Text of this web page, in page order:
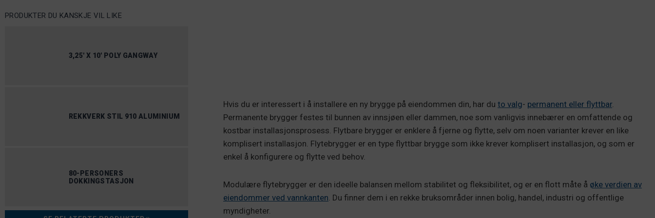
Hvis du er interessert i å installere en ny brygge på eiendommen din, har du to valg- permanent eller flyttbar.
Permanente brygger festes til bunnen av innsjøen eller dammen, noe som vanligvis innebærer en omfattende og
kostbar installasjonsprosess. Flytbare brygger er enklere å fjerne og flytte, selv om noen varianter krever en like
komplisert installasjon. Flytebrygger er en type flyttbar brygge som ikke krever komplisert installasjon, og som er
enkel å konfigurere og flytte ved behov.
Modulære flytebrygger er den ideelle balansen mellom stabilitet og fleksibilitet, og er en flott måte å øke verdien av
eiendommer ved vannkanten. Du finner dem i en rekke bruksområder innen bolig, handel, industri og offentlige
myndigheter.
PRODUKTER DU KANSKJE VIL LIKE
3,25′ X 10′ POLY GANGWAY
REKKVERK STIL 910 ALUMINIUM
80-PERSONERS
DOKKINGSTASJON